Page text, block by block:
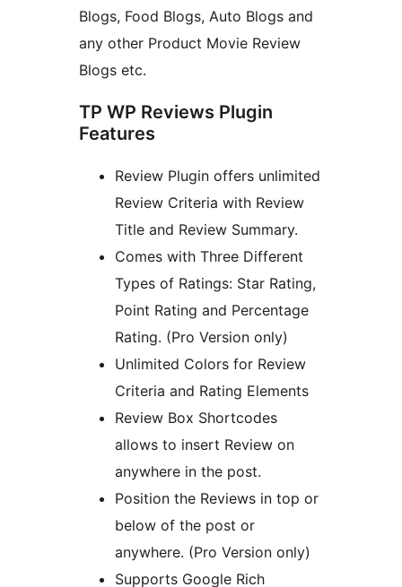
Blogs, Food Blogs, Auto Blogs and
any other Product Movie Review
Blogs etc.
TP WP Reviews Plugin
Features
Review Plugin offers unlimited
Review Criteria with Review
Title and Review Summary.
Comes with Three Different
Types of Ratings: Star Rating,
Point Rating and Percentage
Rating. (Pro Version only)
Unlimited Colors for Review
Criteria and Rating Elements
Review Box Shortcodes
allows to insert Review on
anywhere in the post.
Position the Reviews in top or
below of the post or
anywhere. (Pro Version only)
Supports Google Rich